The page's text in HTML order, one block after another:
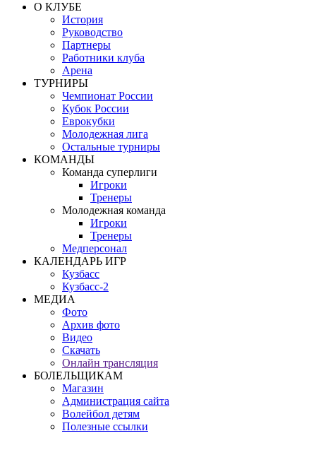
О КЛУБЕ
История
Руководство
Партнеры
Работники клуба
Арена
ТУРНИРЫ
Чемпионат России
Кубок России
Еврокубки
Молодежная лига
Остальные турниры
КОМАНДЫ
Команда суперлиги
Игроки
Тренеры
Молодежная команда
Игроки
Тренеры
Медперсонал
КАЛЕНДАРЬ ИГР
Кузбасс
Кузбасс-2
МЕДИА
Фото
Архив фото
Видео
Скачать
Онлайн трансляция
БОЛЕЛЬЩИКАМ
Магазин
Администрация сайта
Волейбол детям
Полезные ссылки